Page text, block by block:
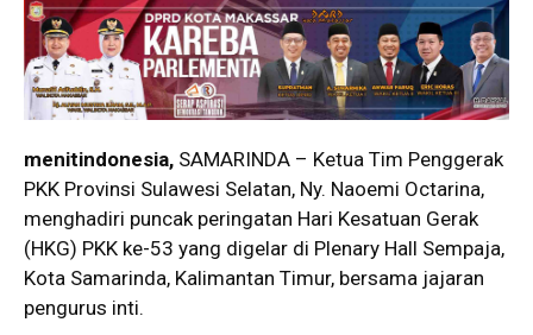
menitindonesia, SAMARINDA – Ketua Tim Penggerak
PKK Provinsi Sulawesi Selatan, Ny. Naoemi Octarina,
menghadiri puncak peringatan Hari Kesatuan Gerak
(HKG) PKK ke-53 yang digelar di Plenary Hall Sempaja,
Kota Samarinda, Kalimantan Timur, bersama jajaran
pengurus inti.